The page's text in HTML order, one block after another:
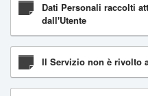
Dati Personali raccolti
dall'Utente
Il Servizio non è rivolto